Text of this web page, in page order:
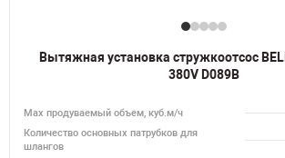
Вытяжная установка стружкоотсос
380V D089B
Мах продуваемый объем, куб.м/ч
Количество основных патрубков для
шлангов